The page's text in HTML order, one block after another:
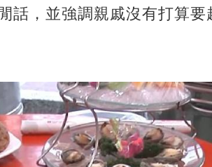
話，並強調親戚沒有打算